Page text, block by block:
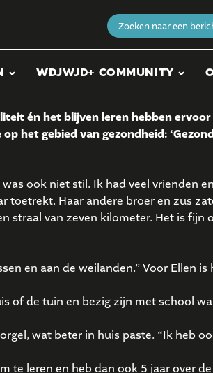
Zoeken
naar:
WDJWJD+ COMMUNITY
én het blijven leren hebben
het gebied van gezondheid:
ook niet stil. Ik had veel vrienden
toetrekt. Haar andere broer en zus
straal van zeven kilometer. Het is fijn
en aan de weilanden.” Voor Ellen is
of de tuin en bezig zijn met school
wat beter in huis paste. “Ik heb
leren en heb dan ook 5 jaar over de